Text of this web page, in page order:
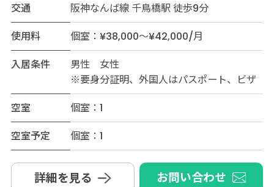
交通
阪神なんば線 千鳥橋駅 徒歩9分
使用料
個室：¥38,000～¥42,000/月
入居条件
男性 女性
※要身分証明、外国人はパスポート、ビザ
空室
個室：1
空室予定
個室：1
詳細を見る お問い合わせ